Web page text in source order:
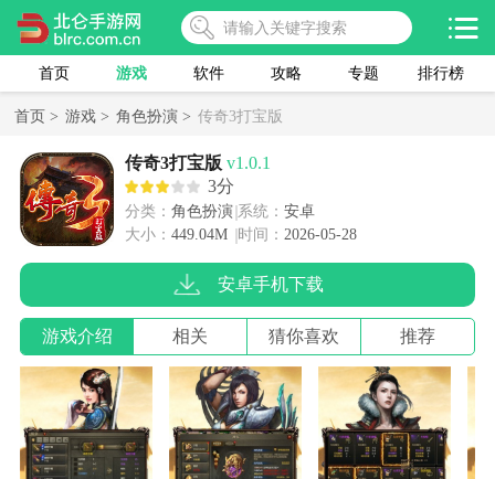
首页 游戏 软件 攻略 专题 排行榜
首页 > 游戏 > 角色扮演 > 传奇3打宝版
传奇3打宝版 v1.0.1
3分
分类： 角色扮演 系统： 安卓
大小： 449.04M 时间： 2026-05-28
安卓手机下载
游戏介绍 相关 猜你喜欢 推荐